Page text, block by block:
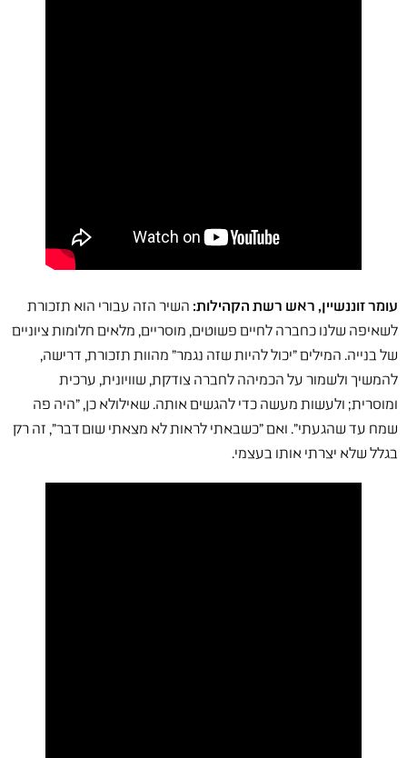
עומר זוננשיין, ראש רשת הקהילות: השיר הזה עבורי הוא תזכורת
לשאיפה שלנו כחברה לחיים פשוטים, מוסריים, מלאים חלומות ציוניים
של בנייה. המילים "יכול להיות שזה נגמר" מהוות תזכורת, דרישה,
להמשיך ולשמור על הכמיהה לחברה צודקת, שוויונית, ערכית
ומוסרית; ולעשות מעשה כדי להגשים אותה. שאילולא כן, "היה פה
שמח עד שהגעתי". ואם "כשבאתי לראות לא מצאתי שום דבר", זה רק
בגלל שלא יצרתי אותו בעצמי.